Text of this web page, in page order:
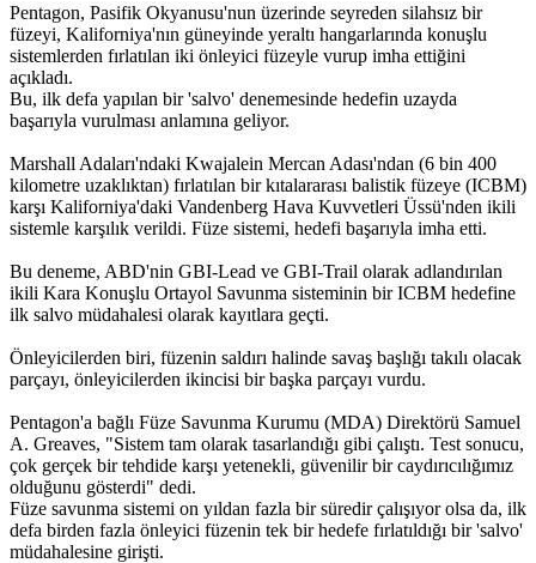
Pentagon, Pasifik Okyanusu'nun üzerinde seyreden silahsız bir
füzeyi, Kaliforniya'nın güneyinde yeraltı hangarlarında konuşlu
sistemlerden fırlatılan iki önleyici füzeyle vurup imha ettiğini
açıkladı.
Bu, ilk defa yapılan bir 'salvo' denemesinde hedefin uzayda
başarıyla vurulması anlamına geliyor.
Marshall Adaları'ndaki Kwajalein Mercan Adası'ndan (6 bin 400
kilometre uzaklıktan) fırlatılan bir kıtalararası balistik füzeye (ICBM)
karşı Kaliforniya'daki Vandenberg Hava Kuvvetleri Üssü'nden ikili
sistemle karşılık verildi. Füze sistemi, hedefi başarıyla imha etti.
Bu deneme, ABD'nin GBI-Lead ve GBI-Trail olarak adlandırılan
ikili Kara Konuşlu Ortayol Savunma sisteminin bir ICBM hedefine
ilk salvo müdahalesi olarak kayıtlara geçti.
Önleyicilerden biri, füzenin saldırı halinde savaş başlığı takılı olacak
parçayı, önleyicilerden ikincisi bir başka parçayı vurdu.
Pentagon'a bağlı Füze Savunma Kurumu (MDA) Direktörü Samuel
A. Greaves, "Sistem tam olarak tasarlandığı gibi çalıştı. Test sonucu,
çok gerçek bir tehdide karşı yetenekli, güvenilir bir caydırıcılığımız
olduğunu gösterdi" dedi.
Füze savunma sistemi on yıldan fazla bir süredir çalışıyor olsa da, ilk
defa birden fazla önleyici füzenin tek bir hedefe fırlatıldığı bir 'salvo'
müdahalesine girişti.